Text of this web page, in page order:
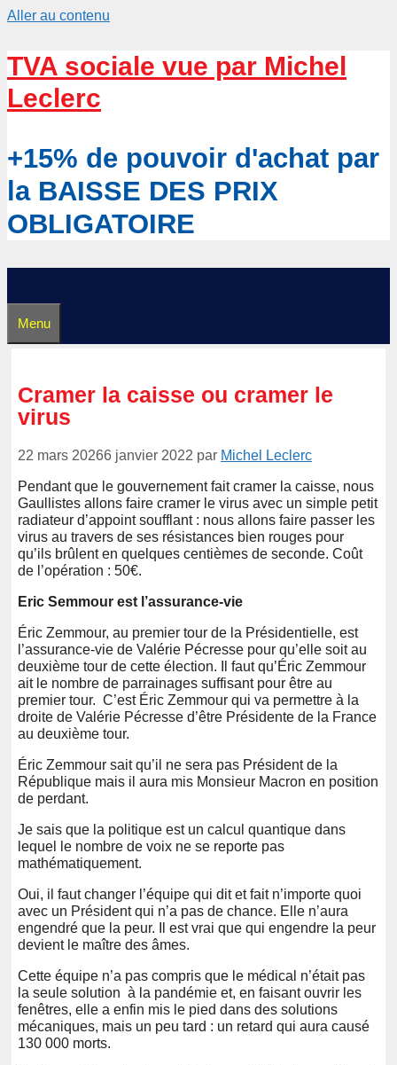
Aller au contenu
TVA sociale vue par Michel
Leclerc
+15% de pouvoir d'achat par
la BAISSE DES PRIX
OBLIGATOIRE
Menu
Cramer la caisse ou cramer le
virus
22 mars 20266 janvier 2022 par Michel Leclerc
Pendant que le gouvernement fait cramer la caisse, nous
Gaullistes allons faire cramer le virus avec un simple petit
radiateur d’appoint soufflant : nous allons faire passer les
virus au travers de ses résistances bien rouges pour
qu’ils brûlent en quelques centièmes de seconde. Coût
de l’opération : 50€.
Eric Semmour est l’assurance-vie
Éric Zemmour, au premier tour de la Présidentielle, est
l’assurance-vie de Valérie Pécresse pour qu’elle soit au
deuxième tour de cette élection. Il faut qu’Éric Zemmour
ait le nombre de parrainages suffisant pour être au
premier tour. C’est Éric Zemmour qui va permettre à la
droite de Valérie Pécresse d’être Présidente de la France
au deuxième tour.
Éric Zemmour sait qu’il ne sera pas Président de la
République mais il aura mis Monsieur Macron en position
de perdant.
Je sais que la politique est un calcul quantique dans
lequel le nombre de voix ne se reporte pas
mathématiquement.
Oui, il faut changer l’équipe qui dit et fait n’importe quoi
avec un Président qui n’a pas de chance. Elle n’aura
engendré que la peur. Il est vrai que qui engendre la peur
devient le maître des âmes.
Cette équipe n’a pas compris que le médical n’était pas
la seule solution à la pandémie et, en faisant ouvrir les
fenêtres, elle a enfin mis le pied dans des solutions
mécaniques, mais un peu tard : un retard qui aura causé
130 000 morts.